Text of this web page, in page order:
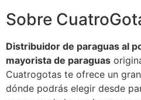
Sobre
Distribuidor de paraguas al
mayorista de paraguas
Cuatrogotas te ofrece un gran
dónde podrás elegir desde